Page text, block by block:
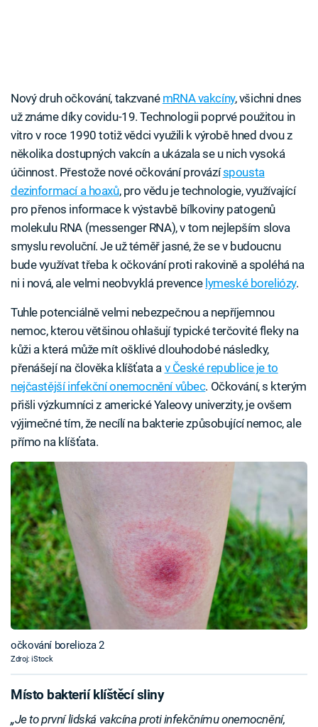
Nový druh očkování, takzvané mRNA vakcíny, všichni dnes
už známe díky covidu-19. Technologii poprvé použitou in
vitro v roce 1990 totiž vědci využili k výrobě hned dvou z
několika dostupných vakcín a ukázala se u nich vysoká
účinnost. Přestože nové očkování provázíspousta
dezinformací a hoaxů, pro vědu je technologie, využívající
pro přenos informace k výstavbě bílkoviny patogenů
molekulu RNA (messenger RNA), v tom nejlepším slova
smyslu revoluční. Je už téměř jasné, že se v budoucnu
bude využívat třeba k očkování proti rakovině a spoléhá na
ni i nová, ale velmi neobvyklá prevence lymeské boreliózy.
Tuhle potenciálně velmi nebezpečnou a nepříjemnou
nemoc, kterou většinou ohlašují typické terčovité fleky na
kůži a která může mít ošklivé dlouhodobé následky,
přenášejí na člověka klíšťata a v České republice je to
nejčastější infekční onemocnění vůbec. Očkování, s kterým
přišli výzkumníci z americké Yaleovy univerzity, je ovšem
výjimečné tím, že necílí na bakterie způsobující nemoc, ale
přímo na klíšťata.
očkování borelioza 2
Zdroj: iStock
Místo bakterií klíštěcí sliny
„Je to první lidská vakcína proti infekčnímu onemocnění,